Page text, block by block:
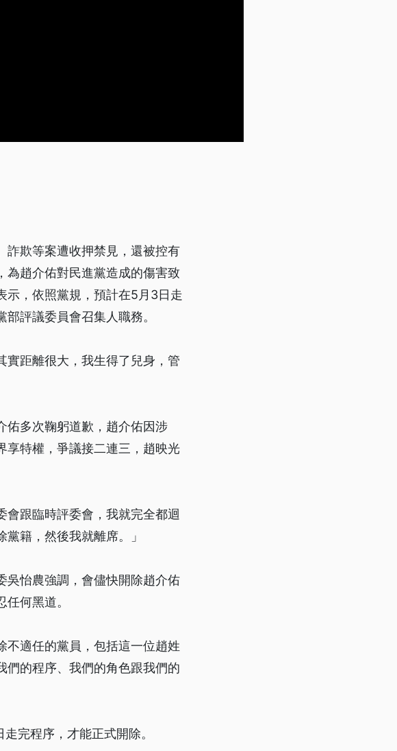
詐欺等案遭收押禁見，還被控有
為趙介佑對民進黨造成的傷害致
示，依照黨規，預計在5月3日走
評議委員會召集人職務。
實距離很大，我生得了兒身，管
佑多次鞠躬道歉，趙介佑因涉
享特權，爭議接二連三，趙映光
會跟臨時評委會，我就完全都迴
籍，然後我就離席。」
吳怡農強調，會儘快開除趙介佑
何黑道。
不適任的黨員，包括這一位趙姓
們的程序、我們的角色跟我們的
完程序，才能正式開除。